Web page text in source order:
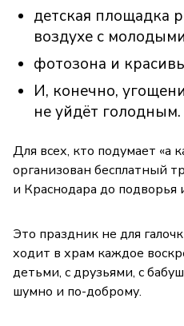
детская площадка
воздухе с
фотозона и
И, конечно,
не уйдёт голодным.
Для всех, кто подумает «а
организован бесплатный
и Краснодара до подворья
Это праздник не для
ходит в храм каждое
детьми, с друзьями, с
шумно и по-доброму.